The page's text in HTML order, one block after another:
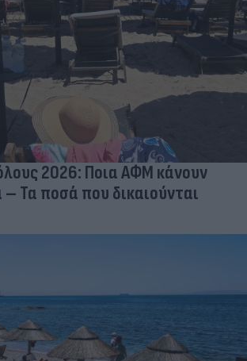
2026: Ποια ΑΦΜ κάνουν
Τα ποσά που δικαιούνται